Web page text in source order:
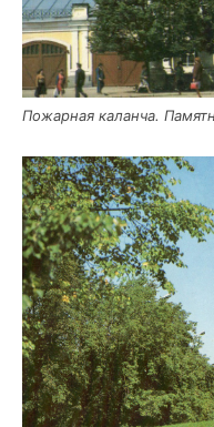
Пожар­ная калан­ча.